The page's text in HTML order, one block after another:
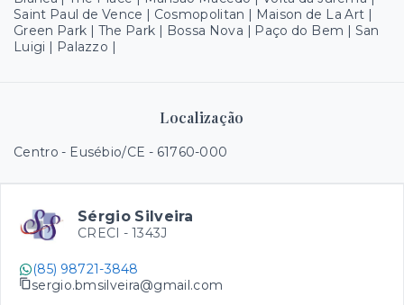
Saint Paul de Vence | Cosmopolitan | Maison de La Art |
Green Park | The Park | Bossa Nova | Paço do Bem | San
Luigi | Palazzo |
Localização
Centro - Eusébio/CE - 61760-000
Sérgio Silveira
CRECI - 1343J
(85) 98721-3848
sergio.bmsilveira@gmail.com